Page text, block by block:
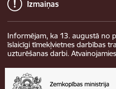
Izmaiņas
Informējam, ka 13. augustā no
īslaicīgi tīmekļvietnes darbības
uzturēšanas darbi.